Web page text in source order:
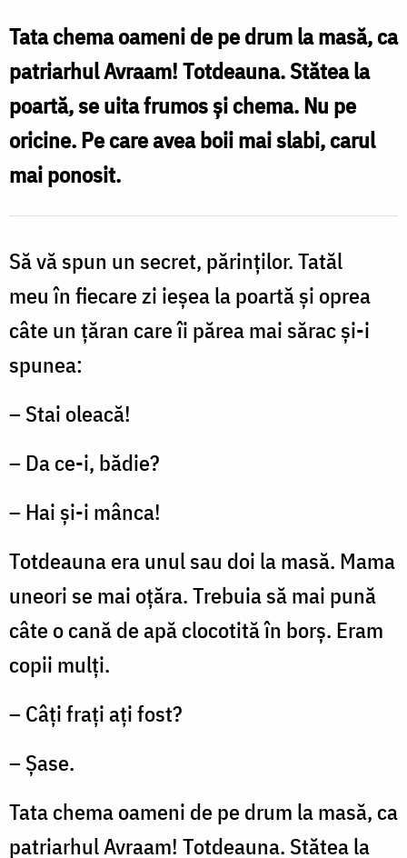
fără
rost
pe
lângă
noi
Tata chema oameni de pe drum la masă, ca
patriarhul Avraam! Totdeauna. Stătea la
poartă, se uita frumos şi chema. Nu pe
oricine. Pe care avea boii mai slabi, carul
mai ponosit.
Să vă spun un secret, părinţilor. Tatăl
meu în fiecare zi ieşea la poartă și oprea
câte un țăran care îi părea mai sărac și-i
spunea:
– Stai oleacă!
– Da ce-i, bădie?
– Hai și-i mânca!
Totdeauna era unul sau doi la masă. Mama
uneori se mai oțăra. Trebuia să mai pună
câte o cană de apă clocotită în borș. Eram
copii mulți.
– Câți frați ați fost?
– Șase.
Tata chema oameni de pe drum la masă, ca
patriarhul Avraam! Totdeauna. Stătea la